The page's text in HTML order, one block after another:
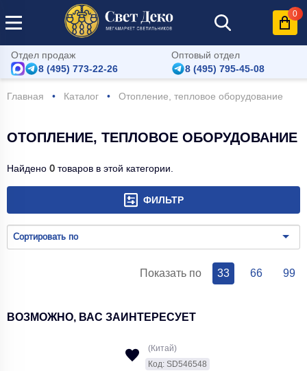
0
Отдел продаж
8 (495) 773-22-26
Оптовый отдел
8 (495) 795-45-08
Главная Каталог Отопление, тепловое оборудование
ОТОПЛЕНИЕ, ТЕПЛОВОЕ ОБОРУДОВАНИЕ
Найдено 0 товаров в этой категории.
ФИЛЬТР
Сортировать по
Показать по 33 66 99
ВОЗМОЖНО, ВАС ЗАИНТЕРЕСУЕТ
(Китай)
Код: SD546548